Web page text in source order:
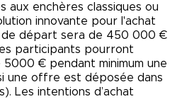
aux enchères classiques ou
innovante pour l'achat
départ sera de 450 000 €
participants pourront
€ pendant minimum une
une offre est déposée dans
Les intentions d’achat